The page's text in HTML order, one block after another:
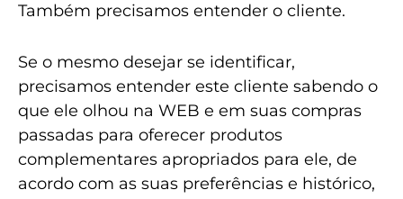
Também precisamos entender o cliente.
Se o mesmo desejar se identificar,
precisamos entender este cliente sabendo o
que ele olhou na WEB e em suas compras
passadas para oferecer produtos
complementares apropriados para ele, de
acordo com as suas preferências e histórico,